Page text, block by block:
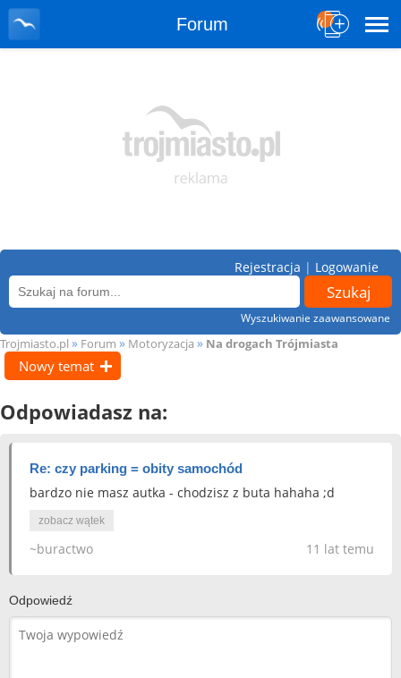
Forum
Wyszukiwanie zaawansowane
Rejestracja | Logowanie
Trojmiasto.pl » Forum » Motoryzacja » Na drogach Trójmiasta
Nowy temat
Odpowiadasz na:
Re: czy parking = obity samochód
bardzo nie masz autka - chodzisz z buta hahaha ;d
zobacz wątek
11 lat temu
~buractwo
Odpowiedź